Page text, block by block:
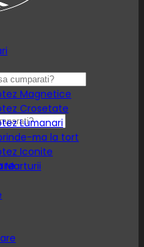
Magnetice
Crosetate
Lumanari
ma la tort
Iconite
Marturii